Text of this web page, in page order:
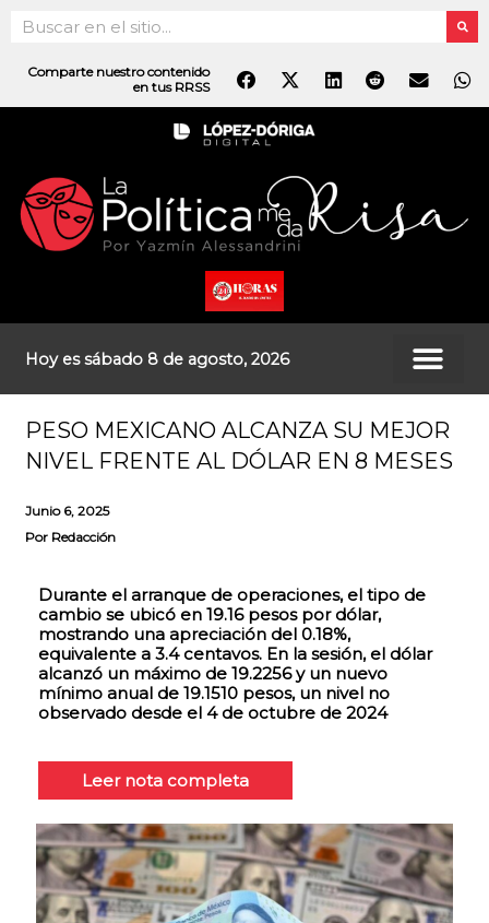
contenido
Search
Comparte nuestro contenido
en tus RRSS
Hoy es sábado 8 de agosto, 2026
PESO MEXICANO ALCANZA SU MEJOR
NIVEL FRENTE AL DÓLAR EN 8 MESES
Junio 6, 2025
Por Redacción
Durante el arranque de operaciones, el tipo de
cambio se ubicó en 19.16 pesos por dólar,
mostrando una apreciación del 0.18%,
equivalente a 3.4 centavos. En la sesión, el dólar
alcanzó un máximo de 19.2256 y un nuevo
mínimo anual de 19.1510 pesos, un nivel no
observado desde el 4 de octubre de 2024
Leer nota completa